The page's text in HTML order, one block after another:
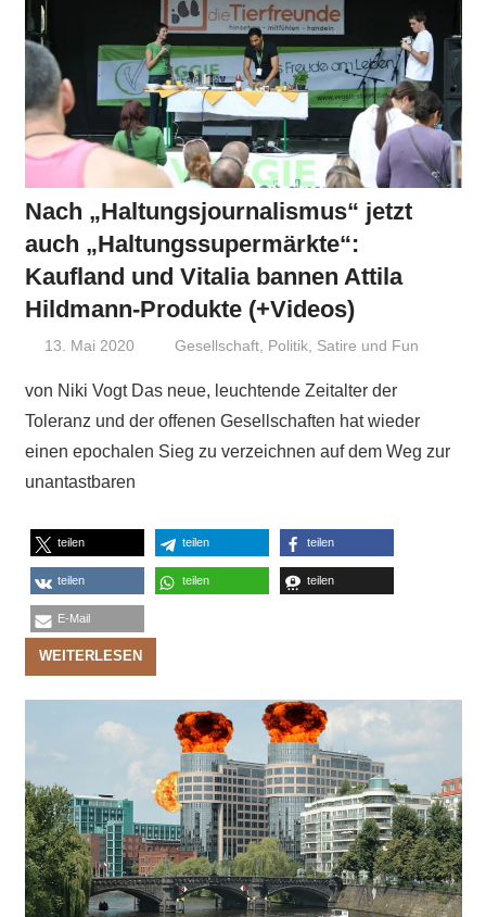
Nach „Haltungsjournalismus“ jetzt
auch „Haltungssupermärkte“:
Kaufland und Vitalia bannen Attila
Hildmann-Produkte (+Videos)
13. Mai 2020 Niki Vogt
Gesellschaft Politik Satire und Fun
von Niki Vogt Das neue, leuchtende Zeitalter der
Toleranz und der offenen Gesellschaften hat wieder
einen epochalen Sieg zu verzeichnen auf dem Weg zur
unantastbaren
teilen teilen teilen
teilen teilen teilen
E-Mail
WEITERLESEN